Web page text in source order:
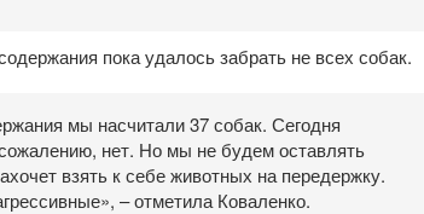
пока удалось забрать не всех собак.
мы насчитали 37 собак. Сегодня
нет. Но мы не будем оставлять
взять к себе животных на передержку.
– отметила Коваленко.